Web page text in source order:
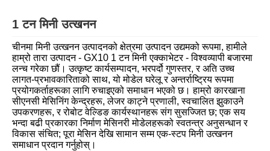
1 टन मिनी उत्खनन
चीनमा मिनी उत्खनन उत्पादनको क्षेत्रमा उत्पादन उद्यमको रूपमा, हामीले
हाम्रो तारा उत्पादन - GX10 1 टन मिनी एक्काभेटर - विश्वव्यापी बजारमा
लन्च गरेका छौं। उत्कृष्ट कार्यसम्पादन, भरपर्दो गुणस्तर, र अति उच्च
लागत-प्रभावकारिताको साथ, यो मोडेल घरेलू र अन्तर्राष्ट्रिय रूपमा
प्रयोगकर्ताहरूका लागि रुचाइएको समाधान भएको छ। हाम्रो कारखाना
सीएनसी मेसिनिंग केन्द्रहरू, लेजर काट्ने प्रणाली, स्वचालित झुकाउने
उपकरणहरू, र रोबोट वेल्डिङ कार्यस्थानहरू संग सुसज्जित छ; एक सय
भन्दा बढी प्रकारका निर्माण मेसिनरी मोडेलहरूको स्वतन्त्र अनुसन्धान र
विकास संचित; पूरा मेसिन देखि सामान सम्म एक-स्टप मिनी उत्खनन
समाधान प्रदान गर्नुहोस्।